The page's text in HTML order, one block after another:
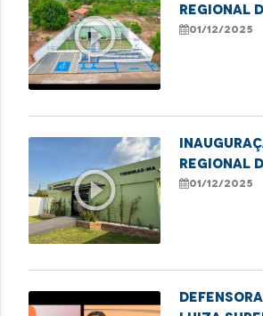
play_circle_outline
Regional
01/12/2025
play_circle_outline
Regional
01/12/2025